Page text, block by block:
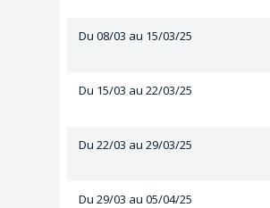
Du 08/03 au 15/03/25
Du 15/03 au 22/03/25
Du 22/03 au 29/03/25
Du 29/03 au 05/04/25